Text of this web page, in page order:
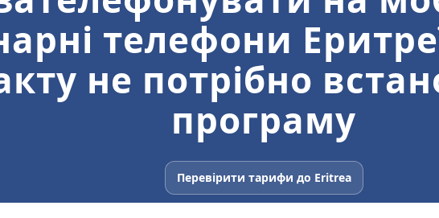
телефони
не потрібно
програму
Перевірити тарифи до Eritrea